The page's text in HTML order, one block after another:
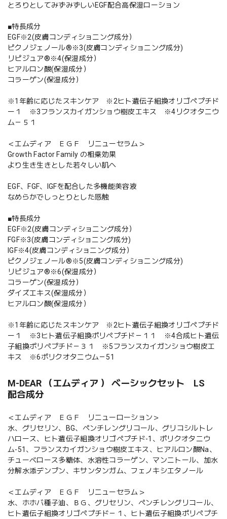
とろりとしてみずみずしいEGF配合高保湿ローション
■特長成分
EGF※2(皮膚コンディショニング成分）
ピクノジェノール®※3(皮膚コンディショニング成分)
リピジュア®※4(保湿成分）
ヒアルロン酸(保湿成分）
コラーゲン(保湿成分）
※1年齢に応じたスキンケア ※2ヒト遺伝子組換オリゴペプチド
ー１ ※3フランスカイガンショウ樹皮エキス ※4リクオタニウ
ム－５１
＜エムディア ＥＧＦ リニューセラム＞
Growth Factor Family の相乗効果
より生き生きとした若々しい肌へ
EGF、FGF、IGFを配合した多機能美容液
なめらかでしっとりとした感触
■特長成分
EGF※2(皮膚コンディショニング成分）
FGF※3(皮膚コンディショニング成分)
IGF※4(皮膚コンディショニング成分）
ピクノジェノール®※5(皮膚コンディショニング成分)
リピジュア®※6(保湿成分）
コラーゲン(保湿成分）
ダイズエキス(保湿成分）
ヒアルロン酸(保湿成分）
※1年齢に応じたスキンケア ※2ヒト遺伝子組換オリゴペプチド
ー１ ※3ヒト遺伝子組換ポリペプチド－１１ ※4合成ヒト遺伝
子組換ポリペプチド－３１ ※5フランスカイガンショウ樹皮エ
キス ※6ポリクオタニウム－51
M-DEAR （エムディア ） ベーシックセット LS
配合成分
＜エムディア ＥＧＦ リニューローション＞
水、グリセリン、BG、ペンチレングリコール、グリコシルトレ
ハロース、ヒト遺伝子組換オリゴペプチド-1、ポリクオタニウ
ム-51、フランスカイガンショウ樹皮エキス、ヒアルロン酸Na、
チューベロース多糖体、水溶性コラーゲン、マンニトール、加水
分解水添デンプン、キサンタンガム、フェノキシエタノール
＜エムディア ＥＧＦ リニューセラム＞
水、ホホバ種子油、ＢＧ、グリセリン、ペンチレングリコール、
ヒト遺伝子組換オリゴペプチド－１、ヒト遺伝子組換ポリペプチ